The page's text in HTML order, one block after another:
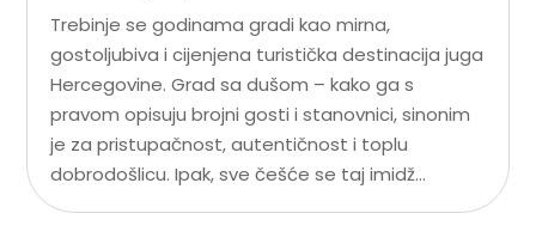
Trebinje se godinama gradi kao mirna,
gostoljubiva i cijenjena turistička destinacija juga
Hercegovine. Grad sa dušom – kako ga s
pravom opisuju brojni gosti i stanovnici, sinonim
je za pristupačnost, autentičnost i toplu
dobrodošlicu. Ipak, sve češće se taj imidž...
NOVO